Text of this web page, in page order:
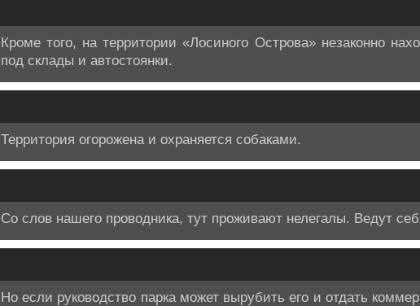
Кроме того, на территории «Лосиного Острова» незаконно
под склады и автостоянки.
Территория огорожена и охраняется собаками.
Со слов нашего проводника, тут проживают нелегалы. Ведут
Но если руководство парка может вырубить его и отдать